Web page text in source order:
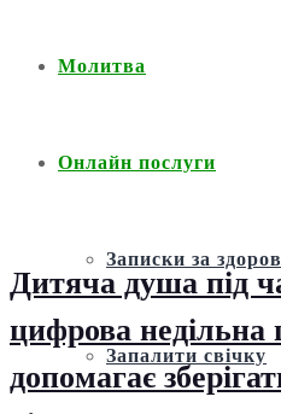
Молитва
Онлайн послуги
Записки за
Запалити свічку
Дитяча душа під
цифрова
допомагає